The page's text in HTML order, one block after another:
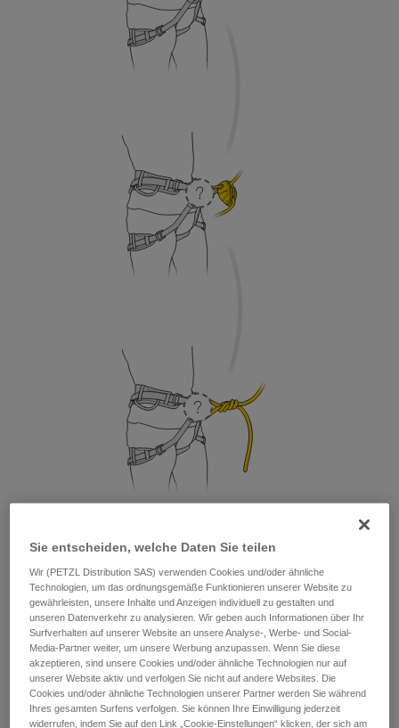
1. Wo hänge ich meine Selbstsicherung ein?
Hinsichtlich der Sicherheit und der Bruchlast kann die
Selbstsicherung entweder am Sicherungsring oder an den
beiden Anseilpunkten eingehängt werden. Geht es um den
Tragekomfort, empfiehlt sich jedoch, die Selbstsicherung am
Sicherungsring einzuhängen.
Sie entscheiden, welche Daten Sie teilen
Wir (PETZL Distribution SAS) verwenden Cookies und/oder ähnliche
Technologien, um das ordnungsgemäße Funktionieren unserer Website zu
gewährleisten, unsere Inhalte und Anzeigen individuell zu gestalten und
unseren Datenverkehr zu analysieren. Wir geben auch Informationen über Ihr
Surfverhalten auf unserer Website an unsere Analyse-, Werbe- und Social-
Media-Partner weiter, um unsere Werbung anzupassen. Wenn Sie diese
akzeptieren, sind unsere Cookies und/oder ähnliche Technologien nur auf
unserer Website aktiv und verfolgen Sie nicht auf andere Websites. Die
Cookies und/oder ähnliche Technologien unserer Partner werden Sie während
Ihres gesamten Surfens verfolgen. Sie können Ihre Einwilligung jederzeit
widerrufen, indem Sie auf den Link „Cookie-Einstellungen“ klicken, der sich am